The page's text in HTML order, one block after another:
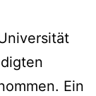
Ein